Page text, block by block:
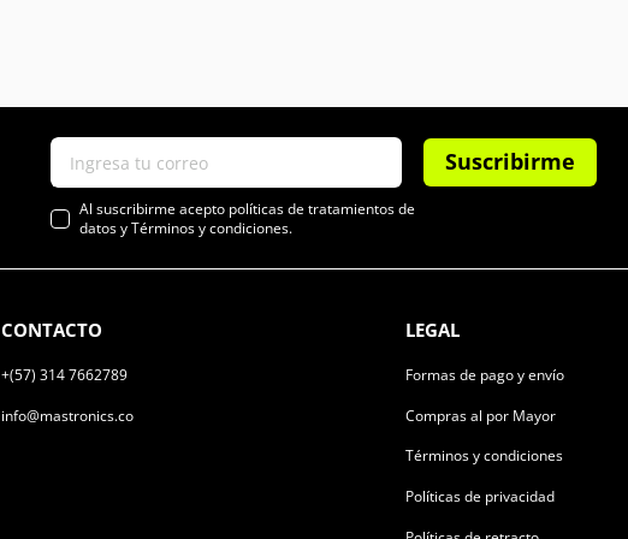
Suscribirme
Al suscribirme acepto políticas de tratamientos de
datos y Términos y condiciones.
CONTACTO
+(57) 314 7662789
info@mastronics.co
LEGAL
Formas de pago y envío
Compras al por Mayor
Términos y condiciones
Políticas de privacidad